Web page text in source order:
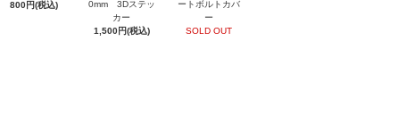
800円(税込)
0mm 3Dステッ
カー
1,500円(税込)
ートボルトカバ
ー
SOLD OUT